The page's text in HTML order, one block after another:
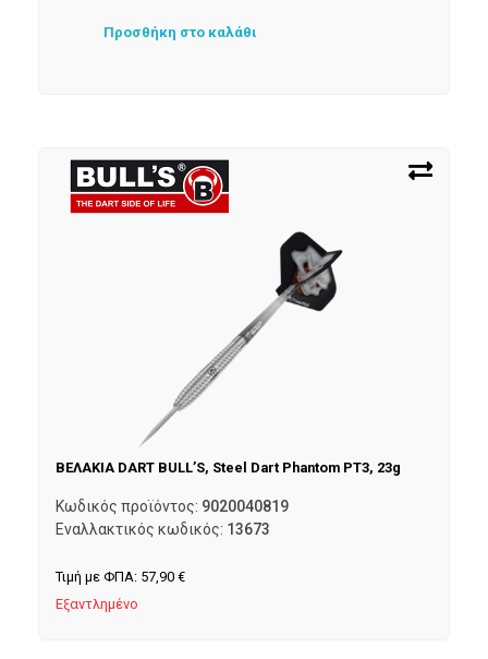
Προσθήκη στο καλάθι
ΒΕΛΑΚΙΑ DART BULL’S, Steel Dart Phantom PT3, 23g
Κωδικός προϊόντος: 9020040819
Εναλλακτικός κωδικός: 13673
Τιμή με ΦΠΑ: 57,90 €
Εξαντλημένο